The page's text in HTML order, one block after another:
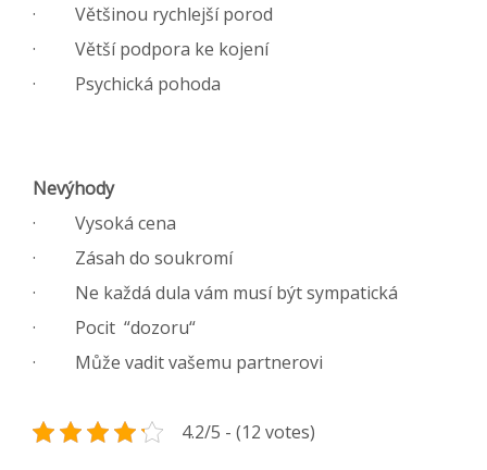
· Většinou rychlejší porod
· Větší podpora ke kojení
· Psychická pohoda
Nevýhody
· Vysoká cena
· Zásah do soukromí
· Ne každá dula vám musí být sympatická
· Pocit “dozoru“
· Může vadit vašemu partnerovi
4.2/5 - (12 votes)